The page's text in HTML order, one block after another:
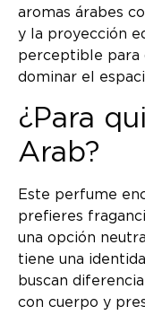
aromas árabes
y la proyección
perceptible para
dominar el
¿Para
Arab?
Este perfume
prefieres
una opción
tiene una
buscan
con cuerpo y